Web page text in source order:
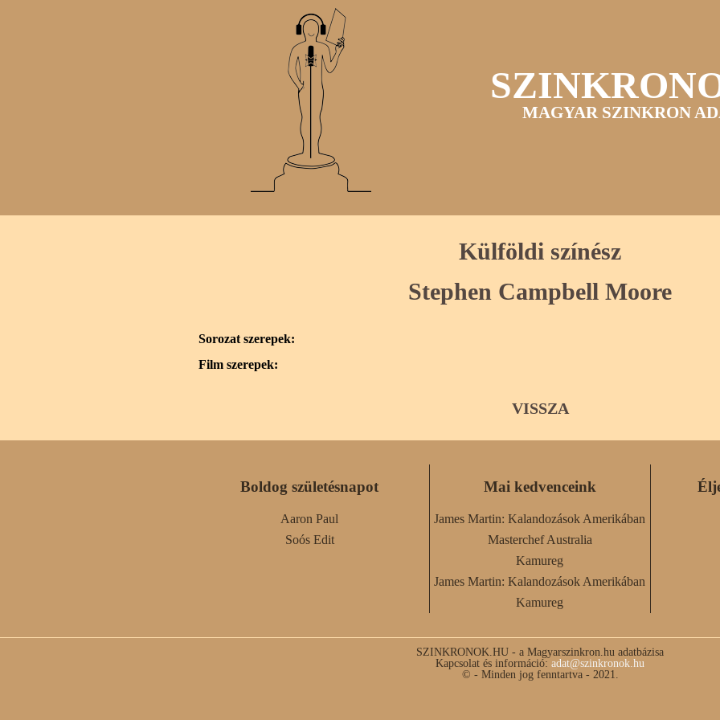
MAGYAR SZINKRON
Külföldi színész
Stephen Campbell Moore
Sorozat szerepek:
Film szerepek:
VISSZA
Boldog születésnapot
Aaron Paul
Soós Edit
Mai kedvenceink
James Martin: Kalandozások Amerikában
Masterchef Australia
Kamureg
James Martin: Kalandozások Amerikában
Kamureg
SZINKRONOK.HU - a Magyarszinkron.hu adatbázisa
Kapcsolat és információ: adat@szinkronok.hu
© - Minden jog fenntartva - 2021.